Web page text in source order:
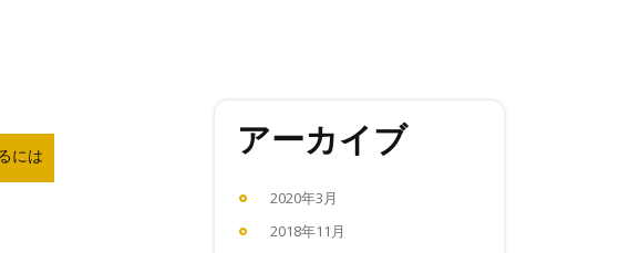
には アーカイブ
2020年3月
2018年11月